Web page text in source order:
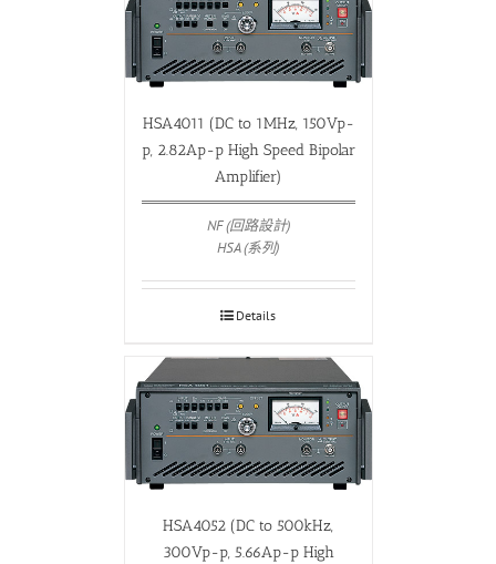
HSA4011 (DC to 1MHz, 150Vp-
p, 2.82Ap-p High Speed Bipolar
Amplifier)
NF (回路設計)
HSA (系列)
Details
HSA4052 (DC to 500kHz,
300Vp-p, 5.66Ap-p High